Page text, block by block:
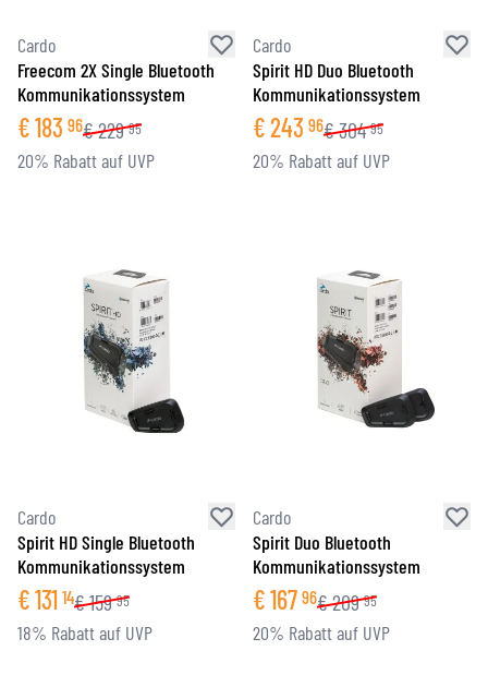
Cardo
Freecom 2X Single Bluetooth
Kommunikationssystem
€183 96€229 95
20% Rabatt auf UVP
Cardo
Spirit HD Duo Bluetooth
Kommunikationssystem
€243 96€304 95
20% Rabatt auf UVP
Cardo
Spirit HD Single Bluetooth
Kommunikationssystem
€131 14€159 95
18% Rabatt auf UVP
Cardo
Spirit Duo Bluetooth
Kommunikationssystem
€167 96€209 95
20% Rabatt auf UVP